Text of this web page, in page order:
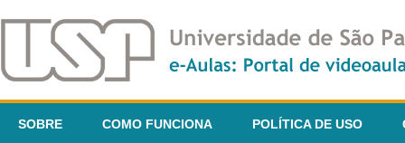
SOBRE COMO FUNCIONA POLÍTICA DE USO